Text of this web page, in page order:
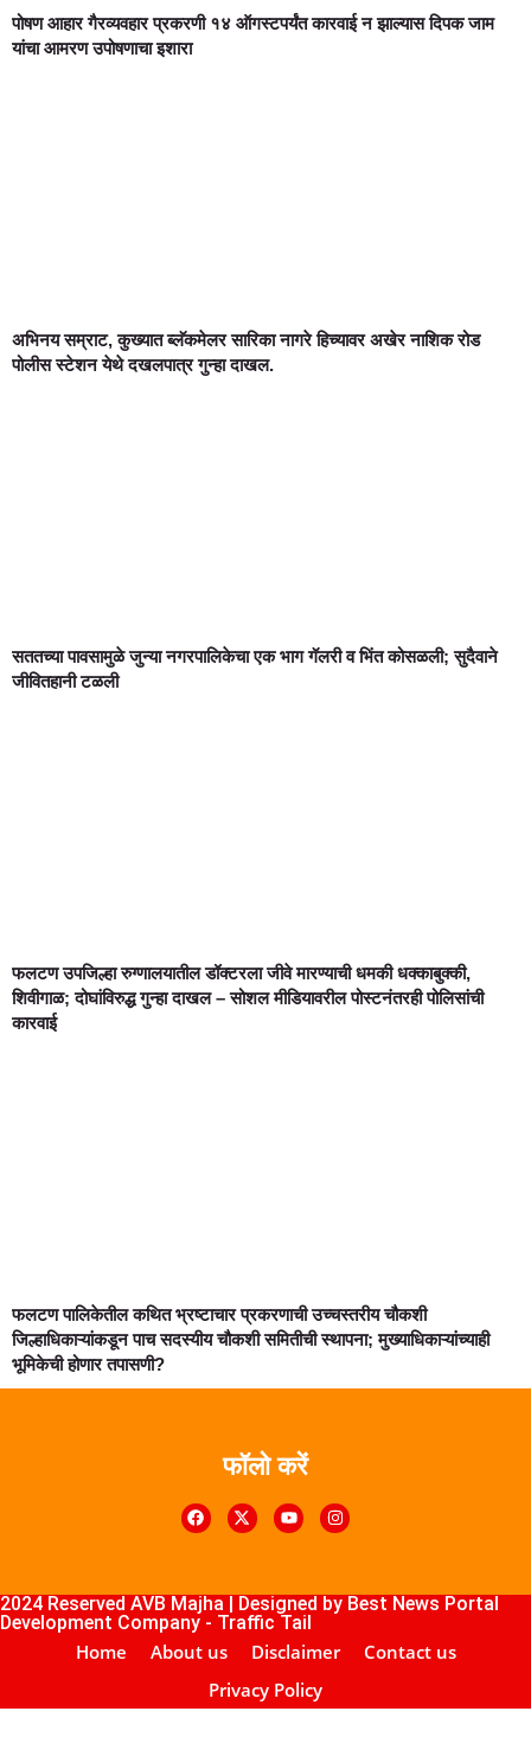
पोषण आहार गैरव्यवहार प्रकरणी १४ ऑगस्टपर्यंत कारवाई न झाल्यास दिपक जाम
यांचा आमरण उपोषणाचा इशारा
अभिनय सम्राट, कुख्यात ब्लॅकमेलर सारिका नागरे हिच्यावर अखेर नाशिक रोड
पोलीस स्टेशन येथे दखलपात्र गुन्हा दाखल.
सततच्या पावसामुळे जुन्या नगरपालिकेचा एक भाग गॅलरी व भिंत कोसळली; सुदैवाने
जीवितहानी टळली
फलटण उपजिल्हा रुग्णालयातील डॉक्टरला जीवे मारण्याची धमकी धक्काबुक्की,
शिवीगाळ; दोघांविरुद्ध गुन्हा दाखल – सोशल मीडियावरील पोस्टनंतरही पोलिसांची
कारवाई
फलटण पालिकेतील कथित भ्रष्टाचार प्रकरणाची उच्चस्तरीय चौकशी
जिल्हाधिकाऱ्यांकडून पाच सदस्यीय चौकशी समितीची स्थापना; मुख्याधिकाऱ्यांच्याही
भूमिकेची होणार तपासणी?
फॉलो करें
2024 Reserved AVB Majha | Designed by Best News Portal
Development Company - Traffic Tail
Home About us Disclaimer
Contact us
Privacy Policy